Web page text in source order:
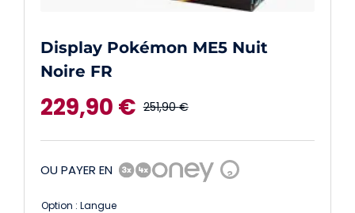
Display Pokémon ME5 Nuit
Noire FR
251,90€
prix
initial
229,90 €
prix
actuel
OU PAYER EN ?
Option : Langue